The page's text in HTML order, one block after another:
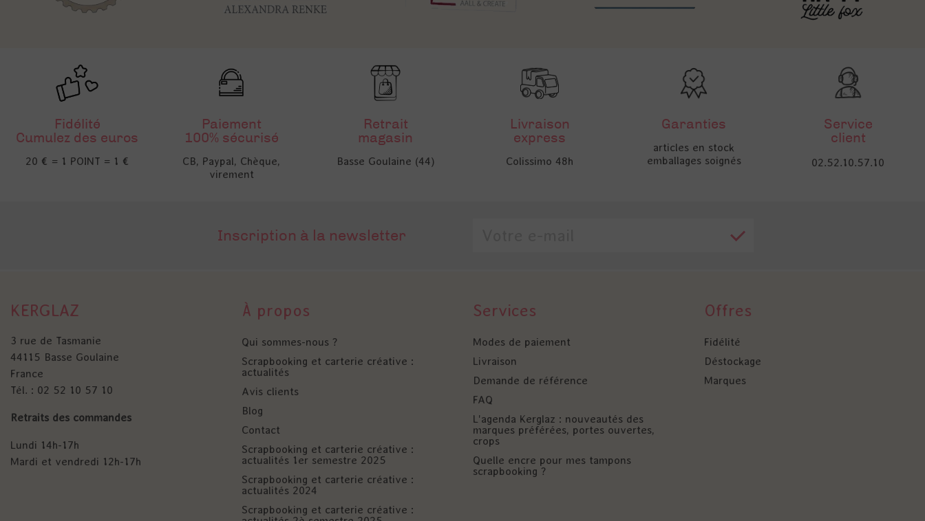
Fidélité
Cumulez des euros
20 € = 1 POINT = 1 €
Paiement
100% sécurisé
CB, Paypal, Chèque,
virement
Retrait
magasin
Basse Goulaine (44)
Livraison
express
Colissimo 48h
Garanties
articles en stock
emballages soignés
Service
client
02.52.10.57.10
Inscription à la newsletter
KERGLAZ
3 rue de Tasmanie
44115 Basse Goulaine
France
Tél. : 02 52 10 57 10
Retraits des commandes
Lundi 14h-17h
Mardi et vendredi 12h-17h
À propos
Qui sommes-nous ?
Scrapbooking et carterie créative :
actualités
Avis clients
Blog
Contact
Scrapbooking et carterie créative :
actualités 1er semestre 2025
Scrapbooking et carterie créative :
actualités 2024
Scrapbooking et carterie créative :
Services
Modes de paiement
Livraison
Demande de référence
FAQ
L'agenda Kerglaz : nouveautés des
marques préférées, portes ouvertes,
crops
Quelle encre pour mes tampons
scrapbooking ?
Offres
Fidélité
Déstockage
Marques